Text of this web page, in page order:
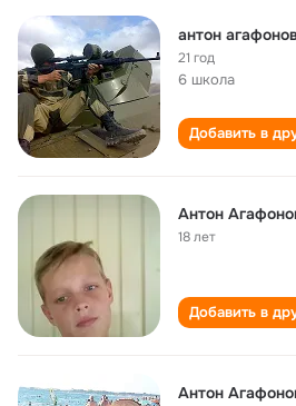
антон
21 год
6 школа
Добавить в
Антон
18 лет
Добавить в
Антон